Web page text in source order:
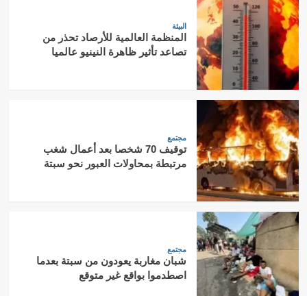
والقرية؟
البيئة
المنظمة العالمية للأرصاد تحذر من
تصاعد تأثير ظاهرة النينيو عالميا
مجتمع
توقيف 70 شخصا بعد أعمال شغب
مرتبطة بمحاولات العبور نحو سبتة
مجتمع
شبان مغاربة يعودون من سبتة بعدما
اصطدموا بواقع غير متوقع